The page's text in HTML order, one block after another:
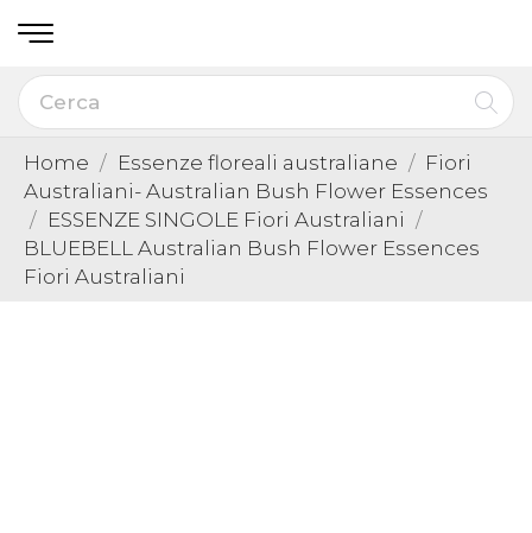
Home Essenze floreali australiane
Fiori
Australiani- Australian Bush Flower Essences
ESSENZE SINGOLE Fiori Australiani
BLUEBELL Australian Bush Flower Essences
Fiori Australiani